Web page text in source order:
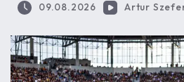
09.08.2026 Artur